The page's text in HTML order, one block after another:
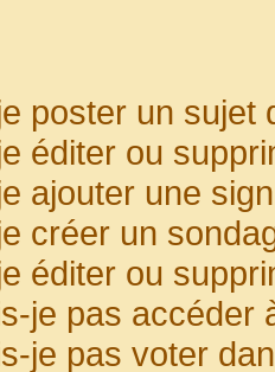
poster un sujet
éditer ou
ajouter une
créer un
éditer ou
je pas accéder
je pas voter